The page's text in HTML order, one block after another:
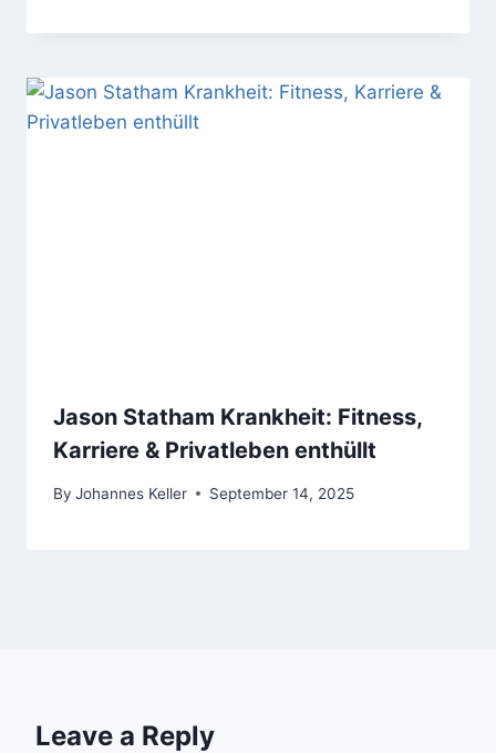
Jason Statham Krankheit: Fitness,
Karriere & Privatleben enthüllt
By Johannes Keller September 14, 2025
Leave a Reply